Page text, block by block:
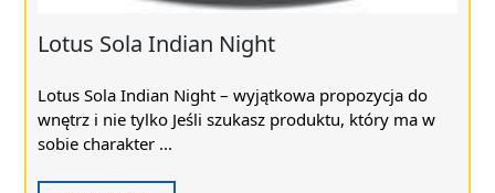
Lotus Sola Indian Night
Lotus Sola Indian Night – wyjątkowa propozycja do
wnętrz i nie tylko Jeśli szukasz produktu, który ma w
sobie charakter ...